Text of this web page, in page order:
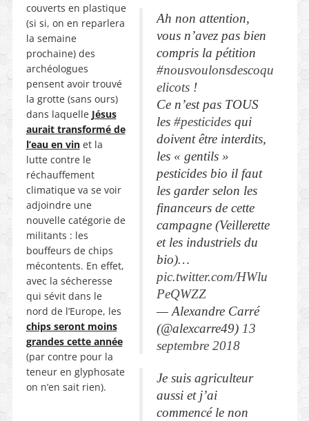
Ah non attention,
vous n’avez pas bien
compris la pétition
#nousvoulonsdescoqu
elicots !
Ce n’est pas TOUS
les#pesticides qui
doivent être interdits,
les « gentils »
pesticides bio il faut
les garder selon les
financeurs de cette
campagne (Veillerette
et les industriels du
bio)…
pic.twitter.com/HWlu
PeQWZZ
— Alexandre Carré
(@alexcarre49) 13
septembre 2018
Je suis agriculteur
aussi et j’ai
commencé le non
couverts en plastique
(si si, on en reparlera
la semaine
prochaine) des
archéologues
pensent avoir trouvé
la grotte (sans ours)
dans laquelle Jésus
aurait transformé de
l’eau en vinet la
lutte contre le
réchauffement
climatique va se voir
adjoindre une
nouvelle catégorie de
militants : les
bouffeurs de chips
mécontents. En effet,
avec la sécheresse
qui sévit dans le
nord de l’Europe, les
chips seront moins
grandes cette année
(par contre pour la
teneur en glyphosate
on n’en sait rien).